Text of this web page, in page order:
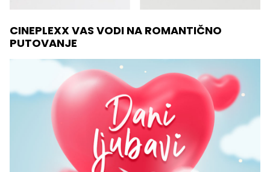
CINEPLEXX VAS VODI NA ROMANTIČNO
PUTOVANJE